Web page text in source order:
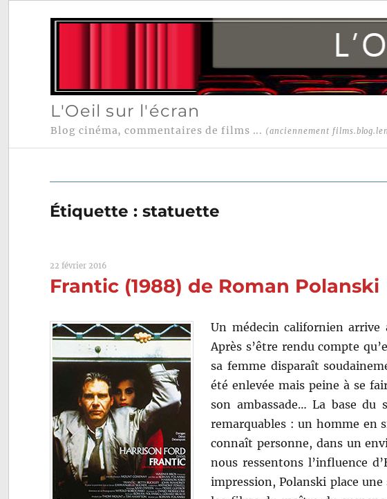
L'Oeil sur l'écran
Blog cinéma, commentaires de films ... (anciennement
Étiquette :statuette
22 février 2016
Frantic (1988) de Roman Polanski
Un médecin californien arrive
Après s’être rendu compte
sa femme disparaît
été enlevée mais peine à se
son ambassade… La base du
remarquables : un homme en
connaît personne, dans un
nous ressentons l’influence
impression, Polanski place